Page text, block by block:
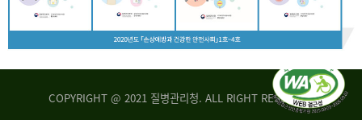
COPYRIGHT @ 2021 질병관리청. ALL RIGHT RESERVED